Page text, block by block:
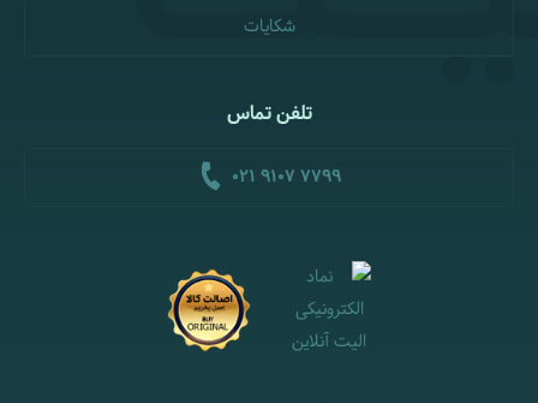
شکایات
تلفن تماس
021 9107 7799